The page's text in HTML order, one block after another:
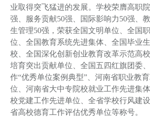
业取得突飞猛进的发展。学校荣膺高职
强、服务贡献50强、国际影响力50强、
生管理50强，荣获全国文明单位、全国
位、全国教育系统先进集体、全国毕业
校、全国深化创新创业教育改革示范高
培育突出贡献单位、全国五四红旗团委、
作“优秀单位案例典型”、 河南省职业教
位、河南省大中专院校就业工作先进集
校党建工作先进单位、全省学校行风建
省高校德育工作评估优秀单位等称号。